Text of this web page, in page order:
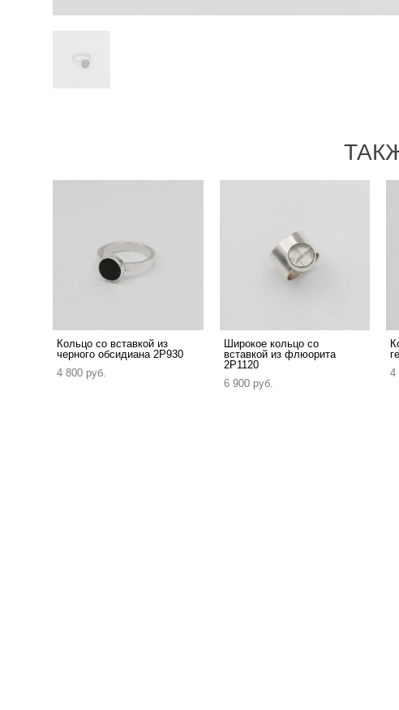
Кольцо со вставкой из
черного обсидиана 2P930
4 800 pуб.
Широкое кольцо со
вставкой из флюорита
2P1120
6 900 pуб.
4